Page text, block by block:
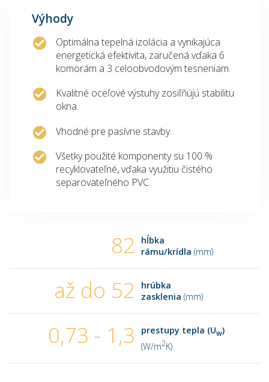
Výhody
Optimálna tepelná izolácia a vynikajúca
energetická efektivita, zaručená vďaka 6
komorám a 3 celoobvodovým tesneniam.
Kvalitné oceľové výstuhy zosiľňújú stabilitu
okna.
Vhodné pre pasívne stavby.
Všetky použité komponenty su 100 %
recyklovateľné, vďaka využitiu čistého
separovateľného PVC.
82
hĺbka
rámu/krídla (mm)
až do 52
hrúbka
zasklenia (mm)
0,73 - 1,3 prestupy tepla (Uw)
(W/m2K)